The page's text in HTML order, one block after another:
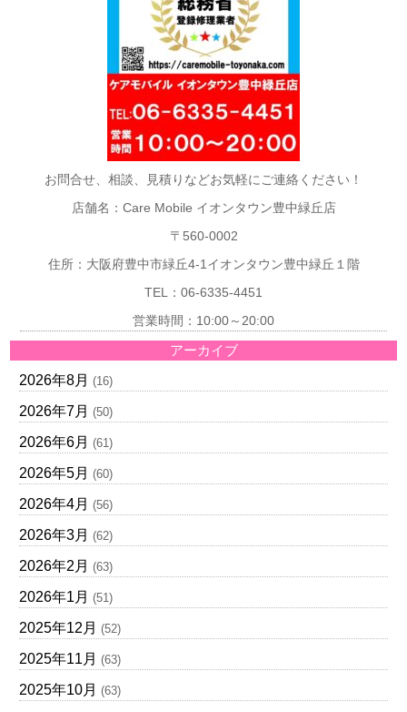
お問合せ、相談、見積りなどお気軽にご連絡ください！
店舗名：Care Mobile イオンタウン豊中緑丘店
〒560-0002
住所：大阪府豊中市緑丘4-1イオンタウン豊中緑丘１階
TEL：06-6335-4451
営業時間：10:00～20:00
アーカイブ
2026年8月 (16)
2026年7月 (50)
2026年6月 (61)
2026年5月 (60)
2026年4月 (56)
2026年3月 (62)
2026年2月 (63)
2026年1月 (51)
2025年12月 (52)
2025年11月 (63)
2025年10月 (63)